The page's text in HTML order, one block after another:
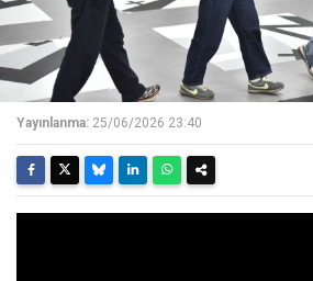
Yayınlanma: 25/06/2026 23:40